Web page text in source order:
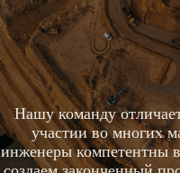
Нашу команду
участии во многих
инженеры компетентны